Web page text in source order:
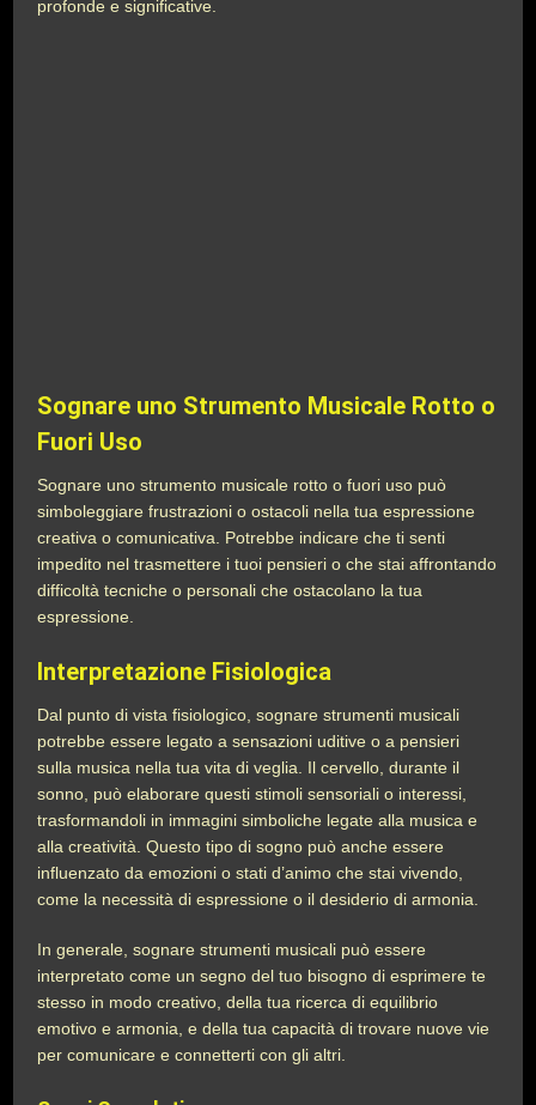
profonde e significative.
Sognare uno Strumento Musicale Rotto o
Fuori Uso
Sognare uno strumento musicale rotto o fuori uso può
simboleggiare frustrazioni o ostacoli nella tua espressione
creativa o comunicativa. Potrebbe indicare che ti senti
impedito nel trasmettere i tuoi pensieri o che stai affrontando
difficoltà tecniche o personali che ostacolano la tua
espressione.
Interpretazione Fisiologica
Dal punto di vista fisiologico, sognare strumenti musicali
potrebbe essere legato a sensazioni uditive o a pensieri
sulla musica nella tua vita di veglia. Il cervello, durante il
sonno, può elaborare questi stimoli sensoriali o interessi,
trasformandoli in immagini simboliche legate alla musica e
alla creatività. Questo tipo di sogno può anche essere
influenzato da emozioni o stati d’animo che stai vivendo,
come la necessità di espressione o il desiderio di armonia.
In generale, sognare strumenti musicali può essere
interpretato come un segno del tuo bisogno di esprimere te
stesso in modo creativo, della tua ricerca di equilibrio
emotivo e armonia, e della tua capacità di trovare nuove vie
per comunicare e connetterti con gli altri.